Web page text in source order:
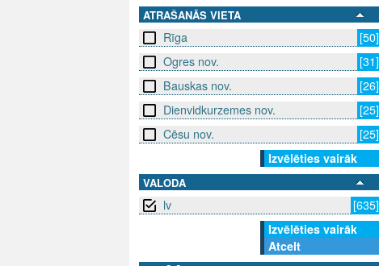
ATRAŠANĀS VIETA
Rīga
[50]
Ogres nov.
[31]
Bauskas nov.
[26]
Dienvidkurzemes nov.
[25]
Cēsu nov.
[25]
Izvēlēties vairāk
VALODA
lv
[635]
Izvēlēties vairāk
Atcelt